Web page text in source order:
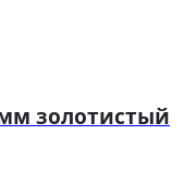
золотистый